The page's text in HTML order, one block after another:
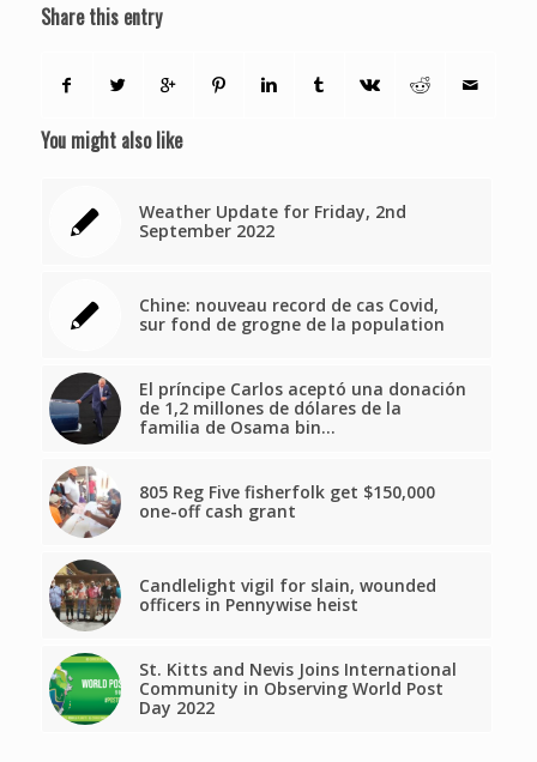
Share this entry
You might also like
Weather Update for Friday, 2nd
September 2022
Chine: nouveau record de cas Covid,
sur fond de grogne de la population
El príncipe Carlos aceptó una donación
de 1,2 millones de dólares de la
familia de Osama bin…
805 Reg Five fisherfolk get $150,000
one-off cash grant
Candlelight vigil for slain, wounded
officers in Pennywise heist
St. Kitts and Nevis Joins International
Community in Observing World Post
Day 2022